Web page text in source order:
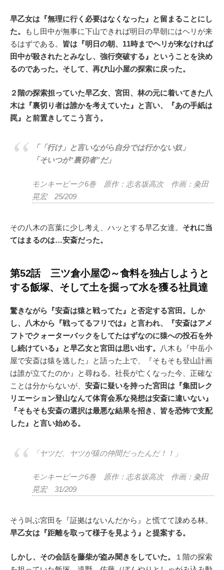
早乙女は『無理に行く必要はなくなった』と留まることにし
た。
もし田中が無事に下山できれば明日の早朝にはヘリが来
るはずである。 皆は『明日の朝、11時までヘリが来なければ
田中が殺されたとみなし、強行突破する』ということを決め
るのであった。そして、再び山小屋の探索に戻った。
２階の探索担っていた早乙女、宮田、林の元に着いてきた八
木は『裏切り者は誰かを考えていた』と言い、『あの手紙は
罠』と前置きしてこう言う。
「「行け」と言いながら自分では行かない奴」
「そいつが“裏切者”だ」
モンキーピーク6巻 原作：志名坂高次 作画：粂田
晃宏 25/209
その八木の言葉に少し考え、ハッとする早乙女達。 それに当
てはまるのは…安斎だった。
第52話 三ツ倉小屋②～食料を独占しようと
する飯塚、そして土を掘って水を獲る社員達
驚きながら『安斎は猿と戦ってた』と否定する宮田。しか
し、八木から『戦ってるフリでは』と言われ、『安斎はアメ
フトでクォーターバックをしてたはずなのに猿への投石を外
し続けている』と早乙女と宮田は思い出す。
八木も『中岳小
屋で安斎は猿を逃した』と語った上で、『そもそも登山計画
は誰が立てたのか』と尋ねる。社長が亡くなった今、正確な
ことは分からないが、 安斎に疑いを持った宮田は『集団レク
リエーション登山なんて体育会系な発想は安斎に違いない』
『そもそも安斎の選択は最悪な結果を招き、皆を恐怖で支配
した』と言い始める。
「ヤツだ、ヤツが猿の仲間だったんだ！！」
モンキーピーク6巻 原作：志名坂高次 作画：粂田
晃宏 31/209
そう叫ぶ宮田を『証拠はないんだから』と慌てて諌める林。
早乙女は『距離を取って様子を見よう』と提案する。
しかし、その会話を藤柴が盗み聞きをしていた。
１階の探索